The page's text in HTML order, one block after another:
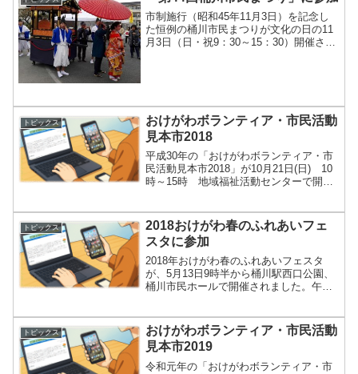
団体は日頃の活...
市制施行（昭和45年11月3日）を記念し
た恒例の桶川市民まつりが文化の日の11
月3日（日・祝9：30～15：30）開催さ
トピックス
おけがわボランティア・市民活動
見本市2018
平成30年の「おけがわボランティア・市
民活動見本市2018」が10月21日(日) 10
時～15時 地域福祉活動センターで開催
市民活動ネットワークに加入している各
団体のほ...
トピックス
2018おけがわ春のふれあいフェ
スタに参加
2018年おけがわ春のふれあいフェスタ
が、5月13日9時半から桶川駅西口公園、
桶川市民ホールで開催されました。午後
の展示やイベントで大変盛り上がりまし
た。フェスタは今年...
トピックス
おけがわボランティア・市民活動
見本市2019
令和元年の「おけがわボランティア・市